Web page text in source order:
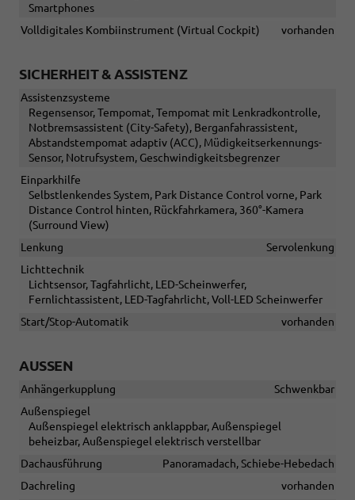
Smartphones
Volldigitales Kombiinstrument (Virtual Cockpit)
vorhanden
SICHERHEIT & ASSISTENZ
Assistenzsysteme
Regensensor, Tempomat, Tempomat mit Lenkradkontrolle,
Notbremsassistent (City-Safety), Berganfahrassistent,
Abstandstempomat adaptiv (ACC), Müdigkeitserkennungs-
Sensor, Notrufsystem, Geschwindigkeitsbegrenzer
Einparkhilfe
Selbstlenkendes System, Park Distance Control vorne, Park
Distance Control hinten, Rückfahrkamera, 360°-Kamera
(Surround View)
Lenkung
Servolenkung
Lichttechnik
Lichtsensor, Tagfahrlicht, LED-Scheinwerfer,
Fernlichtassistent, LED-Tagfahrlicht, Voll-LED Scheinwerfer
Start/Stop-Automatik
vorhanden
AUSSEN
Anhängerkupplung
Schwenkbar
Außenspiegel
Außenspiegel elektrisch anklappbar, Außenspiegel
beheizbar, Außenspiegel elektrisch verstellbar
Dachausführung
Panoramadach, Schiebe-Hebedach
Dachreling
vorhanden